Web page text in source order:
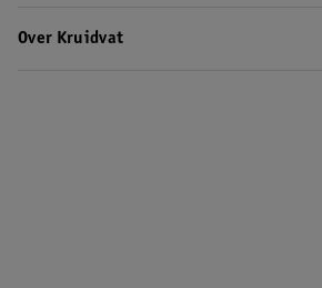
Over Kruidvat